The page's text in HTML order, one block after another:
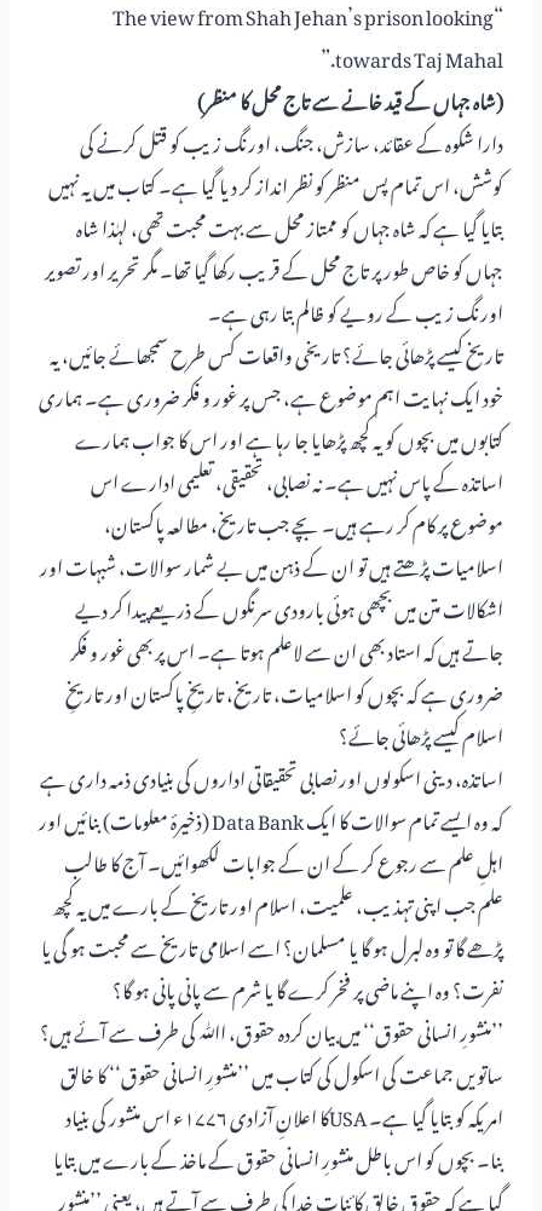
“The view from Shah Jehan’s prison looking
towards Taj Mahal.”
(شاہ جہاں کے قید خانے سے تاج محل کا منظر)
دارا شکوہ کے عقائد، سازش، جنگ، اورنگ زیب کو قتل کرنے کی
کوشش، اس تمام پس منظر کو نظر انداز کر دیا گیا ہے۔ کتاب میں یہ نہیں
بتایا گیا ہے کہ شاہ جہاں کو ممتاز محل سے بہت محبت تھی، لہٰذا شاہ
جہاں کو خاص طور پر تاج محل کے قریب رکھا گیا تھا۔ مگر تحریر اور تصویر
اورنگ زیب کے رویے کو ظالم بتا رہی ہے۔
تاریخ کیسے پڑھائی جائے؟ تاریخی واقعات کس طرح سمجھائے جائیں، یہ
خود ایک نہایت اہم موضوع ہے، جس پر غور و فکر ضروری ہے۔ ہماری
کتابوں میں بچوں کو یہ کچھ پڑھایا جا رہا ہے اور اس کا جواب ہمارے
اساتذہ کے پاس نہیں ہے۔ نہ نصابی، تحقیقی، تعلیمی ادارے اس
موضوع پر کام کر رہے ہیں۔ بچے جب تاریخ، مطالعہ پاکستان،
اسلامیات پڑھتے ہیں تو ان کے ذہن میں بے شمار سوالات، شبہات اور
اشکالات متن میں بچھی ہوئی بارودی سرنگوں کے ذریعے پیدا کر دیے
جاتے ہیں کہ استاد بھی ان سے لاعلم ہوتا ہے۔ اس پر بھی غور و فکر
ضروری ہے کہ بچوں کو اسلامیات، تاریخ، تاریخِ پاکستان اور تاریخِ
اسلام کیسے پڑھائی جائے؟
اساتذہ، دینی اسکولوں اور نصابی تحقیقاتی اداروں کی بنیادی ذمہ داری ہے
کہ وہ ایسے تمام سوالات کا ایک Data Bank (ذخیرۂ معلومات) بنائیں اور
اہلِ علم سے رجوع کر کے ان کے جوابات لکھوائیں۔ آج کا طالب
علم جب اپنی تہذیب، علمیت، اسلام اور تاریخ کے بارے میں یہ کچھ
پڑھے گا تو وہ لبرل ہو گا یا مسلمان؟ اسے اسلامی تاریخ سے محبت ہو گی یا
نفرت؟ وہ اپنے ماضی پر فخر کرے گا یا شرم سے پانی پانی ہو گا؟
’’منشورِ انسانی حقوق‘‘ میں بیان کردہ حقوق، اﷲ کی طرف سے آئے ہیں؟
ساتویں جماعت کی اسکول کی کتاب میں ’’منشورِ انسانی حقوق‘‘ کا خالق
امریکہ کو بتایا گیا ہے۔ USAکا اعلانِ آزادی ۱۷۷۶ء اس منشور کی بنیاد
بنا۔ بچوں کو اس باطل منشورِ انسانی حقوق کے ماخذ کے بارے میں بتایا
گیا ہے کہ حقوق خالقِ کائنات خدا کی طرف سے آتے ہیں، یعنی ’’منشورِ